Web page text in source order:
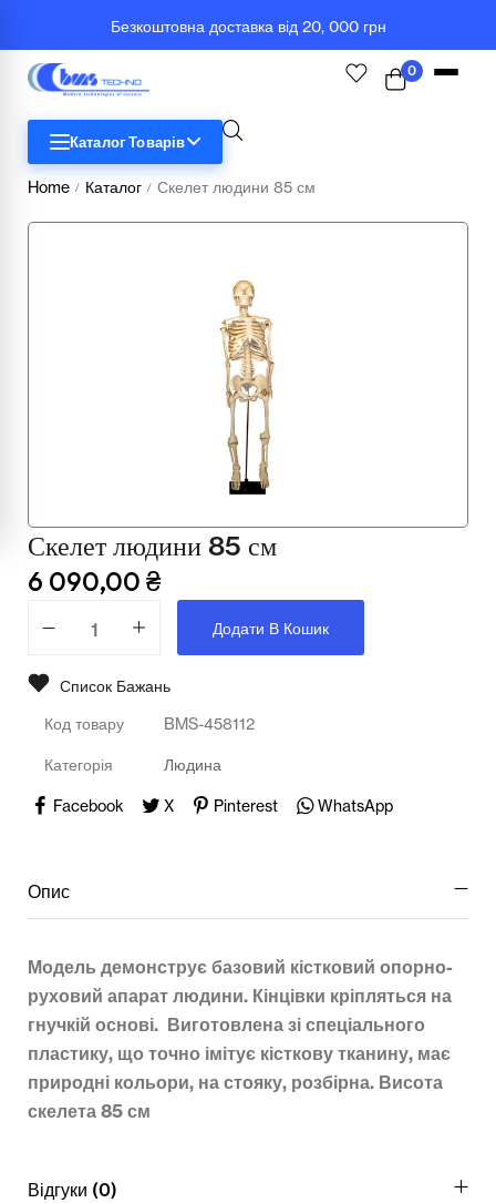
Безкоштовна доставка від 20, 000 грн
0
Каталог Товарів
Географія
Комп'ютерна техніка
Освіта
Фізика
Всі товари
Підкатегорії відсутні.
Home / Каталог / Скелет людини 85 см
Скелет людини 85 см
6 090,00 ₴
Додати В Кошик
Список Бажань
Код товару BMS-458112
Категорія Людина
Facebook X Pinterest WhatsApp
Опис
Модель демонструє базовий кістковий опорно-
руховий апарат людини. Кінцівки кріпляться на
гнучкій основі. Виготовлена зі спеціального
пластику, що точно імітує кісткову тканину, має
природні кольори, на стояку, розбірна. Висота
скелета 85 см
Відгуки (0)